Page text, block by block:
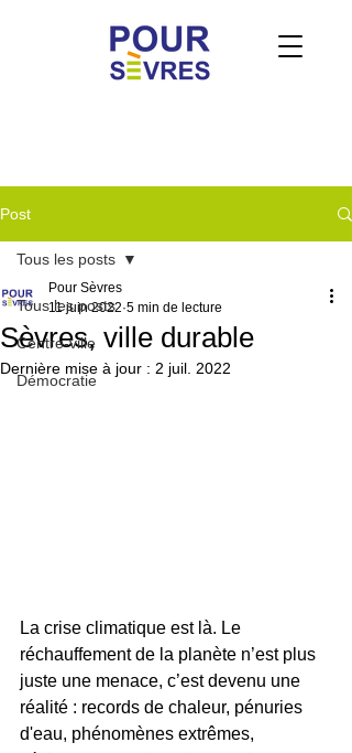
Post
Tous les posts
Centre-ville
Démocratie
Tous les posts
Sèvres, ville durable
Pour Sèvres
11 juin 2022 5 min de lecture
Dernière mise à jour : 2 juil. 2022
La crise climatique est là. Le
réchauffement de la planète n’est plus
juste une menace, c’est devenu une
réalité : records de chaleur, pénuries
d'eau, phénomènes extrêmes,